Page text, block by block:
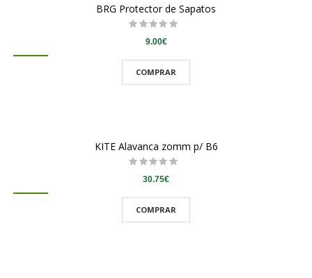
BRG Protector de Sapatos
9.00€
COMPRAR
KITE Alavanca zomm p/ B6
30.75€
COMPRAR